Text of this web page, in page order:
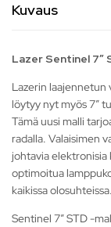
Kuvaus
Lazer Sentinel 7”
Lazerin laajennetun
löytyy nyt myös 7”
Tämä uusi malli
radalla. Valaisimen
johtavia
optimoitua
kaikissa olosuhteissa.
Sentinel 7” STD -